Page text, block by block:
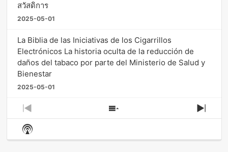
สวัสดิการ
2025-05-01
La Biblia de las Iniciativas de los Cigarrillos
Electrónicos La historia oculta de la reducción de
daños del tabaco por parte del Ministerio de Salud y
Bienestar
2025-05-01
Previous
Episode
Show
Episodes
Next
Show
Podcast